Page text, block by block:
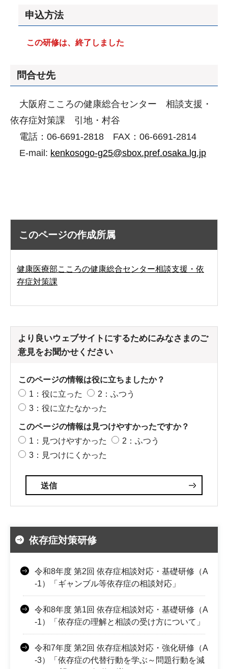
申込方法
この研修は、終了しました
問合せ先
大阪府こころの健康総合センター 相談支援・
依存症対策課 引地・村谷
電話：06-6691-2818 FAX：06-6691-2814
E-mail: kenkosogo-g25@sbox.pref.osaka.lg.jp
このページの作成所属
健康医療部こころの健康総合センター相談支援・依
存症対策課
より良いウェブサイトにするためにみなさまのご
意見をお聞かせください
このページの情報は役に立ちましたか？
1：役に立った
2：ふつう
3：役に立たなかった
このページの情報は見つけやすかったですか？
1：見つけやすかった
2：ふつう
3：見つけにくかった
依存症対策研修
令和8年度 第2回 依存症相談対応・基礎研修（A
-1）「ギャンブル等依存症の相談対応」
令和8年度 第1回 依存症相談対応・基礎研修（A
-1）「依存症の理解と相談の受け方について」
令和7年度 第2回 依存症相談対応・強化研修（A
-3）「依存症の代替行動を学ぶ～問題行動を減